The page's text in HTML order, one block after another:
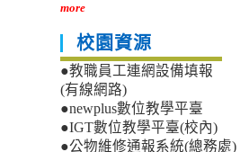
more
校園資源
●教職員工連網設備填報
(有線網路)
●newplus數位教學平臺
●IGT數位教學平臺(校內)
●公物維修通報系統(總務處)